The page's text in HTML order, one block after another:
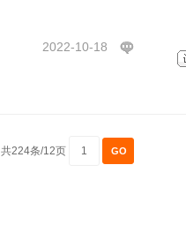
2022-10-18
共224条/12页